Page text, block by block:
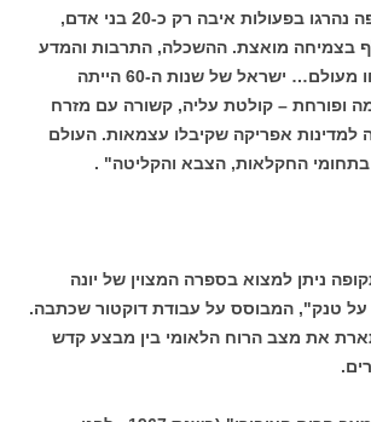
" במשך אותה תקופה נהרגו בפעולות איבה רק כ-20 בני אדם,
בצמיחה מואצת. ההשכלה, התרבות והמדע
פרחו כפי שלא פרחו מעולם… ישראל של שנות ה-60 הייתה
ופורחת – קולטת עליה, קשורה עם מזרח
למדינות אפריקה שקיבלו עצמאות. העולם
החקלאות, הצבא והקליטה" .
ניתן למצוא בספרה המצוין של יונה
טנק", המבוסס על עבודת דוקטור שכתבה.
את מצב הרוח הלאומי בין מבצע קדש